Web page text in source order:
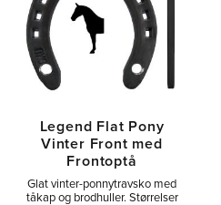
Legend Flat Pony
Vinter Front med
Frontoptå
Glat vinter-ponnytravsko med
tåkap og brodhuller. Størrelser